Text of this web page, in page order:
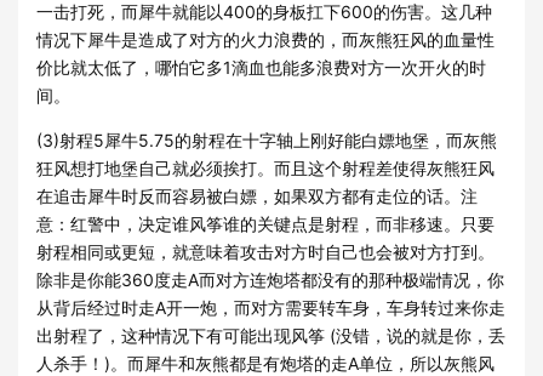
一击打死，而犀牛就能以400的身板扛下600的伤害。这几种
情况下犀牛是造成了对方的火力浪费的，而灰熊狂风的血量性
价比就太低了，哪怕它多1滴血也能多浪费对方一次开火的时
间。
(3)射程5犀牛5.75的射程在十字轴上刚好能白嫖地堡，而灰熊
狂风想打地堡自己就必须挨打。而且这个射程差使得灰熊狂风
在追击犀牛时反而容易被白嫖，如果双方都有走位的话。注
意：红警中，决定谁风筝谁的关键点是射程，而非移速。只要
射程相同或更短，就意味着攻击对方时自己也会被对方打到。
除非是你能360度走A而对方连炮塔都没有的那种极端情况，你
从背后经过时走A开一炮，而对方需要转车身，车身转过来你走
出射程了，这种情况下有可能出现风筝 (没错，说的就是你，丢
人杀手！)。而犀牛和灰熊都是有炮塔的走A单位，所以灰熊风